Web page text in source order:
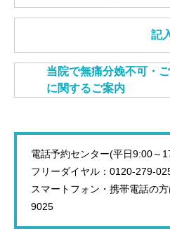
記
当院で無痛分娩不可・
に関するご案内
電話予約センター(平日9:00～
フリーダイヤル：0120-279-
スマートフォン・携帯電話の
9025